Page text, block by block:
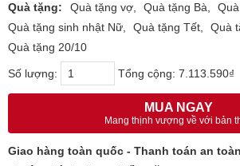
Quà tặng:
Quà tặng vợ Quà tặng Bà
Quà tặng sinh nhật Nữ
Quà tặng Tết
Quà
Quà tặng 20/10
Số lượng: Tổng cộng: 7.113.590₫
MUA NGAY
Mang thịnh vượng về với bản
Giao hàng toàn quốc - Thanh toán an